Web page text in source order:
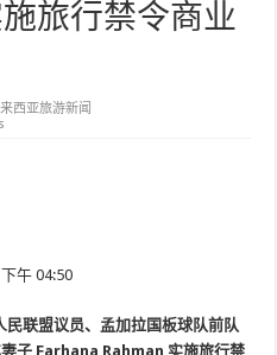
旅行禁令商业
西亚旅游新闻
午 04:50
民联盟议员、孟加拉国板球队前队
子 Farhana Rahman 实施旅行禁